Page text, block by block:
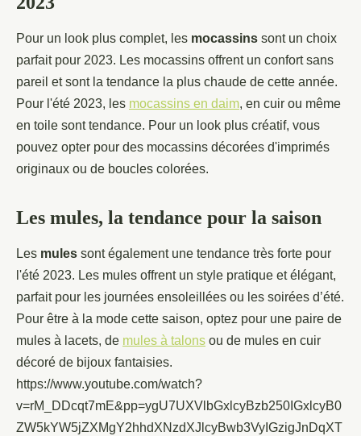
Pour un look plus complet, les mocassins sont un choix
parfait pour 2023. Les mocassins offrent un confort sans
pareil et sont la tendance la plus chaude de cette année.
Pour l'été 2023, les mocassins en daim, en cuir ou même
en toile sont tendance. Pour un look plus créatif, vous
pouvez opter pour des mocassins décorées d'imprimés
originaux ou de boucles colorées.
Les mules, la tendance pour la saison
Les mules sont également une tendance très forte pour
l'été 2023. Les mules offrent un style pratique et élégant,
parfait pour les journées ensoleillées ou les soirées d’été.
Pour être à la mode cette saison, optez pour une paire de
mules à lacets, de mules à talons ou de mules en cuir
décoré de bijoux fantaisies.
https://www.youtube.com/watch?
v=rM_DDcqt7mE&pp=ygU7UXVlbGxlcyBzb250IGxlcyB0
ZW5kYW5jZXMgY2hhdXNzdXJlcyBwb3VyIGzigJnDqXT